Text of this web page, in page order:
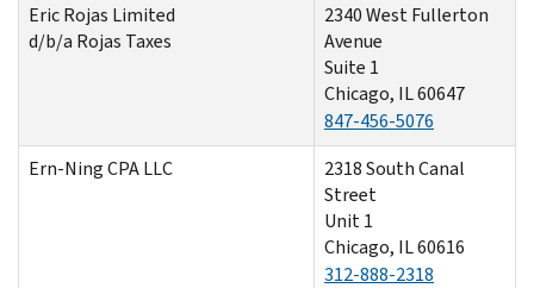
Eric Rojas Limited
d/b/a Rojas Taxes
2340 West Fullerton
Avenue
Suite 1
Chicago, IL 60647
847-456-5076
Ern-Ning CPA LLC
2318 South Canal
Street
Unit 1
Chicago, IL 60616
312-888-2318